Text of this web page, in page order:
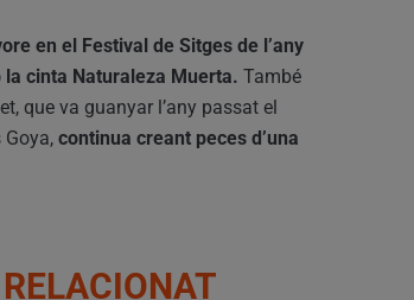
en el Festival de Sitges de l’any
cinta Naturaleza Muerta. També
que va guanyar l’any passat el
continua creant peces d’una
RELACIONAT